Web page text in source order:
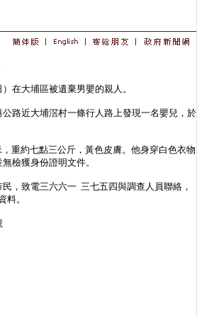
大埔區被遺棄男嬰的親人。
近大埔滘村一條行人路上發現一名嬰兒，於
重約七點三公斤，黃色皮膚。他身穿白色衣物
檢獲身份證明文件。
致電三六六一 三七五四與調查人員聯絡，
料。